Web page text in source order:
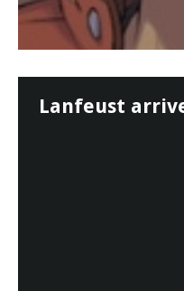
Lanfeust